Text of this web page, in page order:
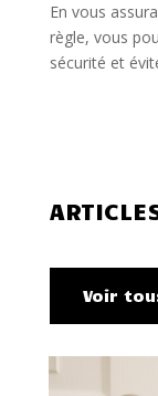
En vous
règle, vous
sécurité et
Voir